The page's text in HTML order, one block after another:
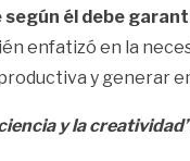
según él debe
enfatizó en la
y generar
y la